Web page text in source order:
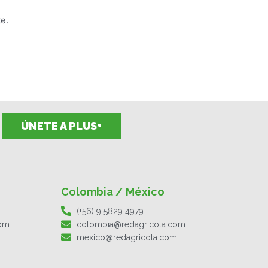
ÚNETE A PLUS+
Colombia / México
(+56) 9 5829 4979
colombia@redagricola.com
mexico@redagricola.com